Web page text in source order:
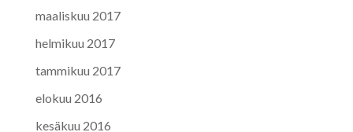
maaliskuu 2017
helmikuu 2017
tammikuu 2017
elokuu 2016
kesäkuu 2016